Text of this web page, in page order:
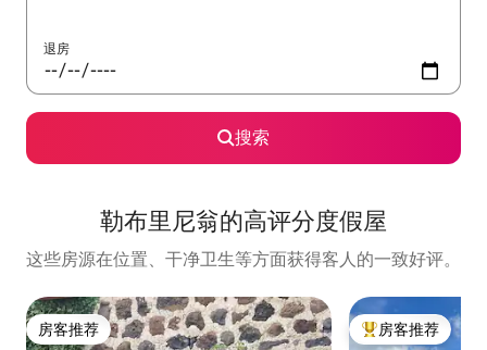
退房
搜索
勒布里尼翁的高评分度假屋
这些房源在位置、干净卫生等方面获得客人的一致好评。
房客推荐
房客推荐 热门「房客推荐」
房客推荐